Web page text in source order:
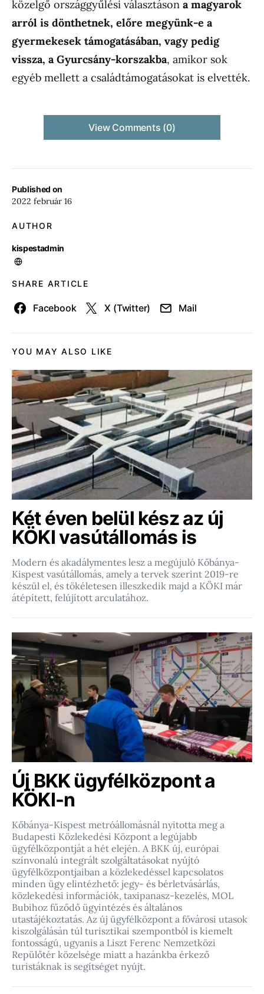
Published on
2022 február 16
AUTHOR
kispestadmin
SHARE ARTICLE
Facebook X (Twitter) Mail
közelgő országgyűlési választáson a magyarok
arról is dönthetnek, előre megyünk-e a
gyermekesek támogatásában, vagy pedig
vissza, a Gyurcsány-korszakba, amikor sok
egyéb mellett a családtámogatásokat is elvették.
View Comments (0)
YOU MAY ALSO LIKE
Két éven belül kész az új
KÖKI vasútállomás is
Modern és akadálymentes lesz a megújuló Kőbánya-
Kispest vasútállomás, amely a tervek szerint 2019-re
készül el, és tökéletesen illeszkedik majd a KÖKI már
átépített, felújított arculatához.
Új BKK ügyfélközpont a
KÖKI-n
Kőbánya-Kispest metróállomásnál nyitotta meg a
Budapesti Közlekedési Központ a legújabb
ügyfélközpontját a hét elején. A BKK új, európai
színvonalú integrált szolgáltatásokat nyújtó
ügyfélközpontjaiban a közlekedéssel kapcsolatos
minden ügy elintézhető: jegy- és bérletvásárlás,
közlekedési információk, taxipanasz-kezelés, MOL
Bubihoz fűződő ügyintézés és általános
utastájékoztatás. Az új ügyfélközpont a fővárosi utasok
kiszolgálásán túl turisztikai szempontból is kiemelt
fontosságú, ugyanis a Liszt Ferenc Nemzetközi
Repülőtér közelsége miatt a hazánkba érkező
turistáknak is segítséget nyújt.